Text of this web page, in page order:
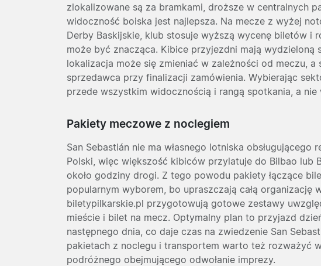
zlokalizowane są za bramkami, droższe w centralnych
widoczność boiska jest najlepsza. Na mecze z wyżej
Derby Baskijskie, klub stosuje wyższą wycenę biletów i
może być znacząca. Kibice przyjezdni mają wydzieloną
lokalizacja może się zmieniać w zależności od meczu, a
sprzedawca przy finalizacji zamówienia. Wybierając
przede wszystkim widocznością i rangą spotkania, a nie
Pakiety meczowe z noclegiem
San Sebastián nie ma własnego lotniska obsługującego
Polski, więc większość kibiców przylatuje do Bilbao lub
około godziny drogi. Z tego powodu pakiety łączące
popularnym wyborem, bo upraszczają całą organizację
biletypilkarskie.pl przygotowują gotowe zestawy
mieście i bilet na mecz. Optymalny plan to przyjazd
następnego dnia, co daje czas na zwiedzenie San
pakietach z noclegu i transportem warto też rozważyć
podróżnego obejmującego odwołanie imprezy.